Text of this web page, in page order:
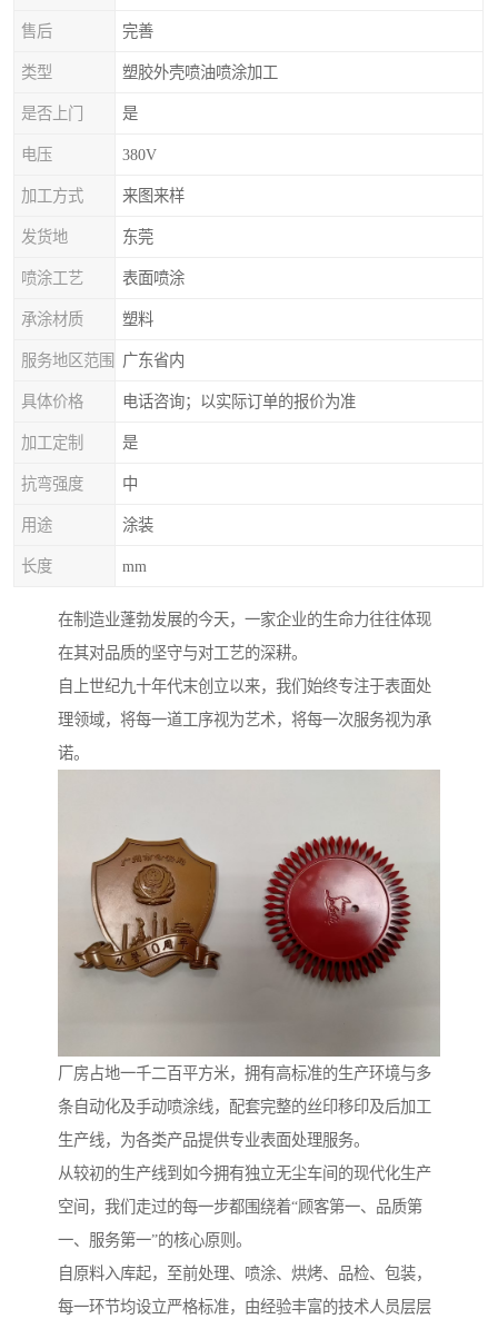
售后 完善
类型 塑胶外壳喷油喷涂加工
是否上门 是
电压 380V
加工方式 来图来样
发货地 东莞
喷涂工艺 表面喷涂
承涂材质 塑料
服务地区范围 广东省内
具体价格 电话咨询；以实际订单的报价为准
加工定制 是
抗弯强度 中
用途 涂装
长度 mm
在制造业蓬勃发展的今天，一家企业的生命力往往体现
在其对品质的坚守与对工艺的深耕。
自上世纪九十年代末创立以来，我们始终专注于表面处
理领域，将每一道工序视为艺术，将每一次服务视为承
诺。
厂房占地一千二百平方米，拥有高标准的生产环境与多
条自动化及手动喷涂线，配套完整的丝印移印及后加工
生产线，为各类产品提供专业表面处理服务。
从较初的生产线到如今拥有独立无尘车间的现代化生产
空间，我们走过的每一步都围绕着“顾客第一、品质第
一、服务第一”的核心原则。
自原料入库起，至前处理、喷涂、烘烤、品检、包装，
每一环节均设立严格标准，由经验丰富的技术人员层层